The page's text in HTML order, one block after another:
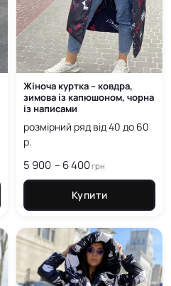
Жіноча куртка – ковдра,
зимова із капюшоном, чорна
із написами
розмірний ряд від 40 до 60
р.
5 900 – 6 400 грн
range:
5 900
грн
6 400
грн
Купити